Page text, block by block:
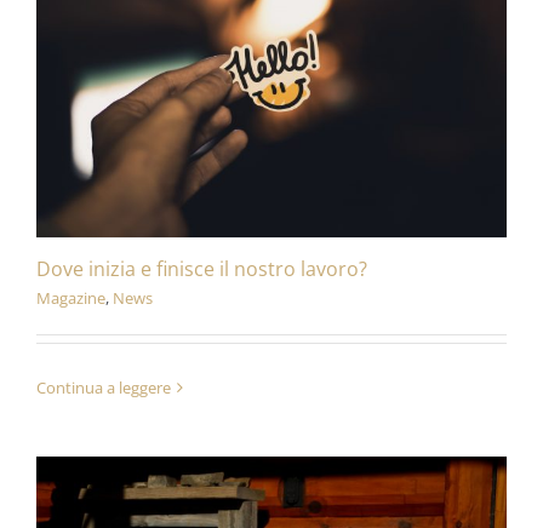
Dove inizia e finisce il nostro lavoro?
Magazine, News
Continua a leggere